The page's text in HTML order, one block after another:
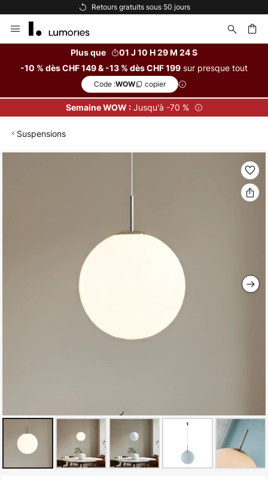
Retours gratuits sous 50 jours
Allez
au
Plus que
01 J 10 H 29 M 24 S
-10 % dès CHF 149 & -13 % dès CHF 199 sur presque tout
Code :WOW copier
Semaine WOW :Jusqu'à -70 %
Suspensions